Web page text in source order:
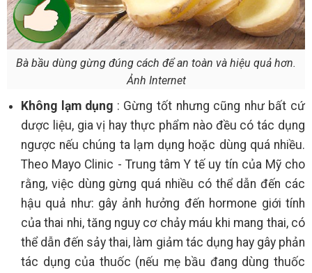
Bà bầu dùng gừng đúng cách để an toàn và hiệu quả hơn.
Ảnh Internet
Không lạm dụng : Gừng tốt nhưng cũng như bất cứ
dược liệu, gia vị hay thực phẩm nào đều có tác dụng
ngược nếu chúng ta lạm dụng hoặc dùng quá nhiều.
Theo Mayo Clinic - Trung tâm Y tế uy tín của Mỹ cho
rằng, việc dùng gừng quá nhiều có thể dẫn đến các
hậu quả như: gây ảnh hưởng đến hormone giới tính
của thai nhi, tăng nguy cơ chảy máu khi mang thai, có
thể dẫn đến sảy thai, làm giảm tác dụng hay gây phản
tác dụng của thuốc (nếu mẹ bầu đang dùng thuốc